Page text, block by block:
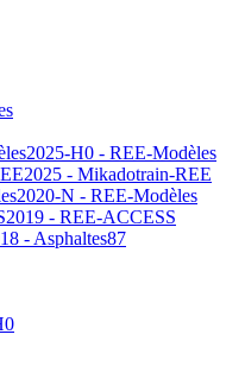
2025-H0 - REE-Modèles
2025 - Mikadotrain-REE
2020-N - REE-Modèles
2019 - REE-ACCESS
- Asphaltes87